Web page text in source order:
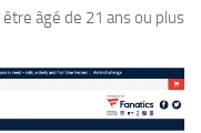
âgé de 21 ans ou plus